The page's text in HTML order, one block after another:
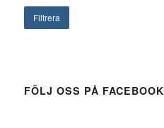
Filtrera
FÖLJ OSS PÅ FACEBOOK